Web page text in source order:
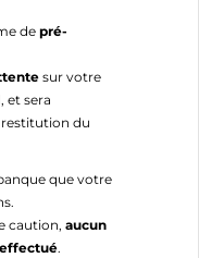
de pré-
sur votre
, et sera
du
que votre
caution, aucun
.